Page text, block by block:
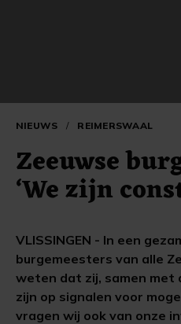
NIEUWS / REIMERSWAAL
Zeeuwse
‘We zijn
VLISSINGEN - In een
burgemeesters van alle
weten dat zij, samen
zijn op signalen voor
vragen wij ook van onze